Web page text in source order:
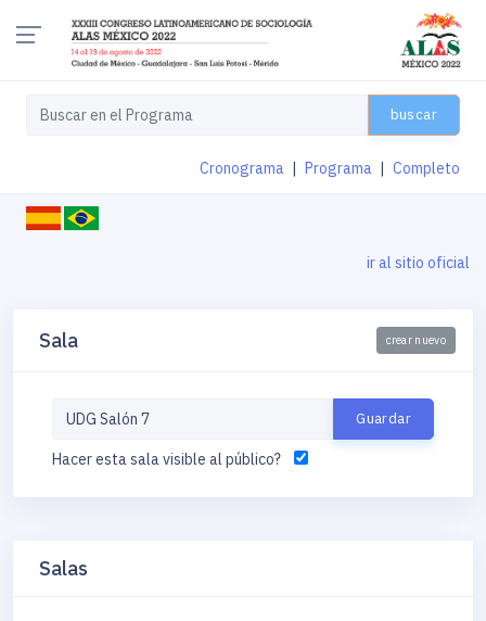
buscar
Cronograma Programa Completo
ir al sitio oficial
Sala crear nuevo
Hacer esta sala visible al público?
Salas